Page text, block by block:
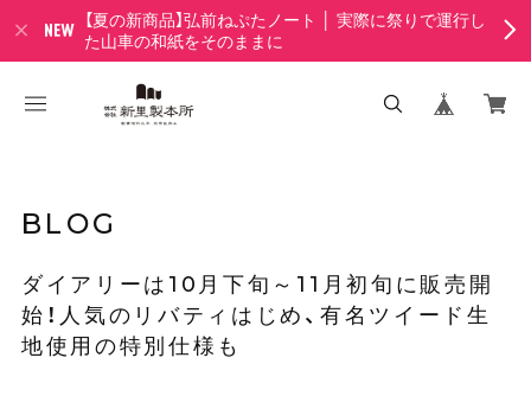
【夏の新商品】弘前ねぷたノート │ 実際に祭りで運行し
た山車の和紙をそのままに
BLOG
ダイアリーは10月下旬～11月初旬に販売開
始！人気のリバティはじめ、有名ツイード生
地使用の特別仕様も